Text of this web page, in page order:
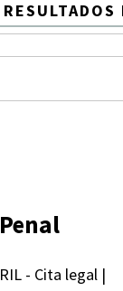
RESULTADOS
Penal
RIL - Cita legal |